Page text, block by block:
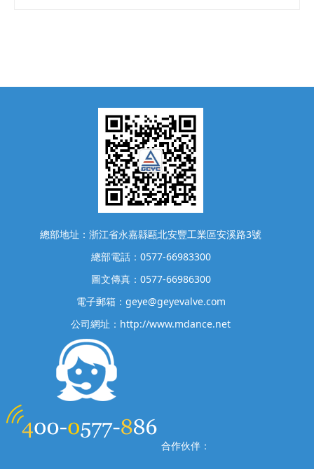
總部地址：浙江省永嘉縣甌北安豐工業區安溪路3號
總部電話：0577-66983300
圖文傳真：0577-66986300
電子郵箱：geye@geyevalve.com
公司網址：http://www.mdance.net
合作伙伴：